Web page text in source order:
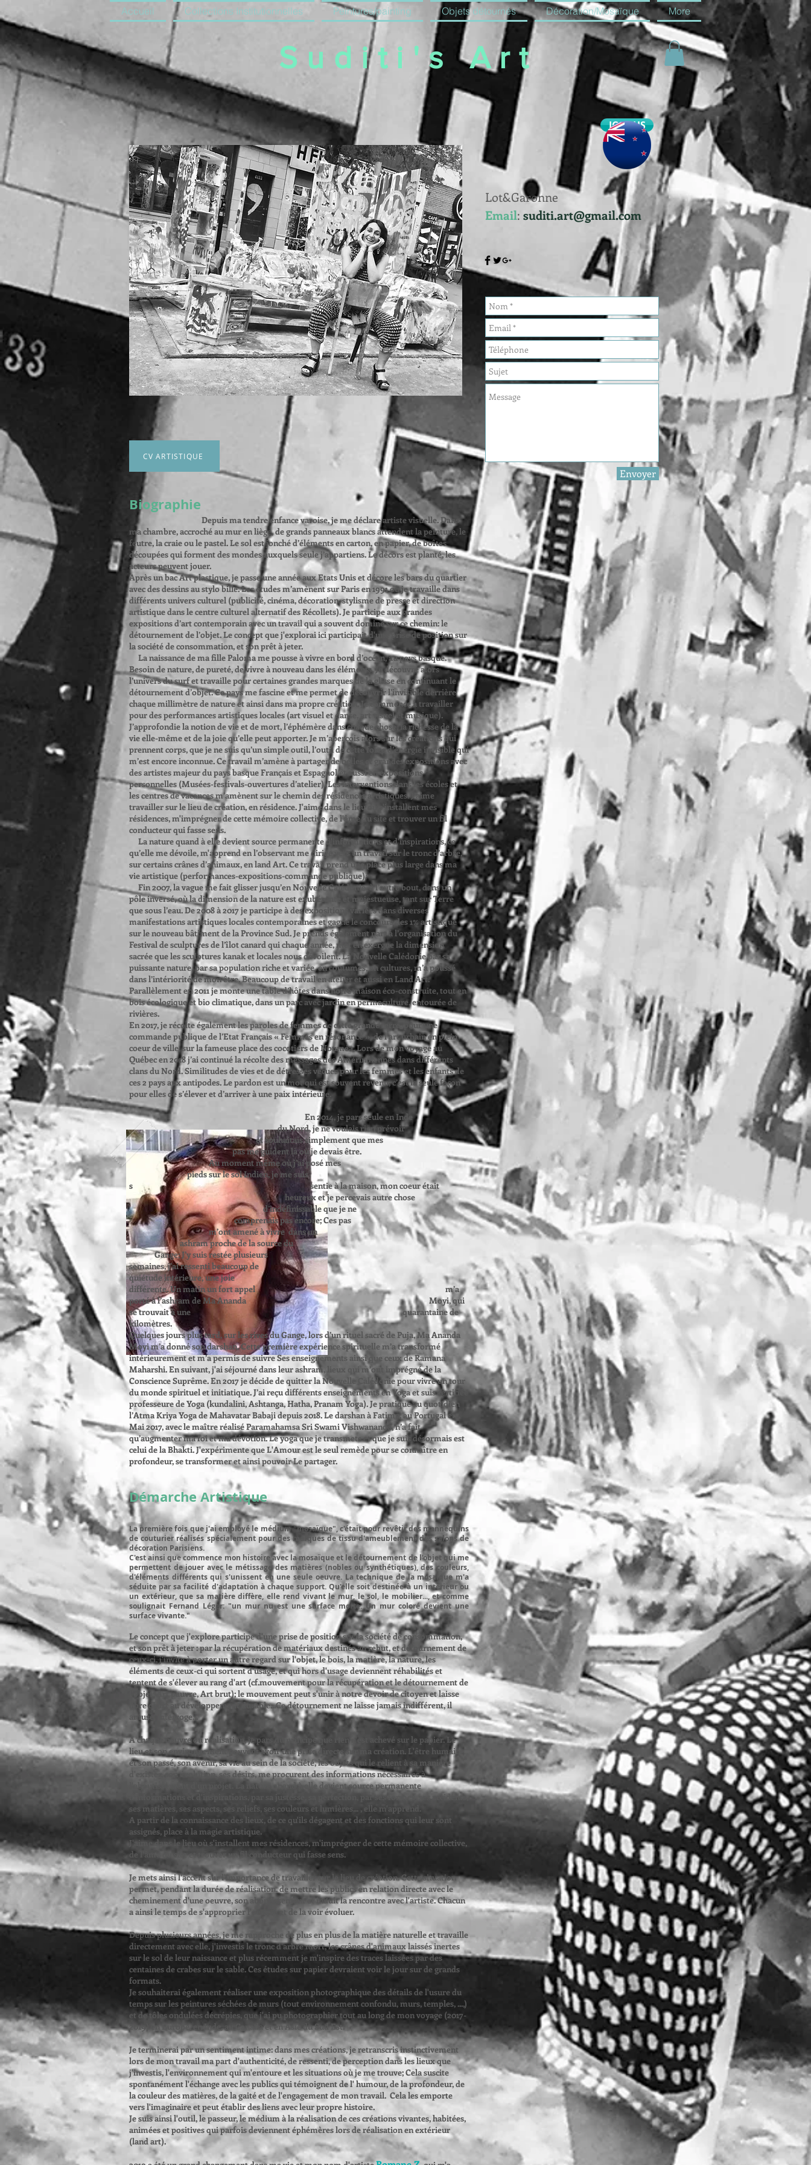
Accueil Collections Institutionnelles Peintures/painting Objets détournés Décoration/Mosaïque More
Suditi's Art
Biographie
Depuis ma tendre enfance varoise, je me déclare artiste visuelle. Dans
ma chambre, accroché au mur en liège, de grands panneaux blancs attendent la peinture, le
feutre, la craie ou le pastel. Le sol est jonché d’éléments en carton, en papier, de boîtes
découpées qui forment des mondes auxquels seule j’appartiens. Le décors est planté, les
acteurs peuvent jouer.
Après un bac Art plastique, je passe une année aux Etats Unis et décore les bars du quartier
avec des dessins au stylo bille. Les études m’amènent sur Paris en 1991 où je travaille dans
différents univers culturel (publicité, cinéma, décoration, stylisme de presse et direction
artistique dans le centre culturel alternatif des Récollets). Je participe aux grandes
expositions d’art contemporain avec un travail qui a souvent dominé sur ce chemin: le
détournement de l’objet. Le concept que j'explorai ici participait d'une prise de position sur
la société de consommation, et son prêt à jeter.
La naissance de ma fille Paloma me pousse à vivre en bord d’océan, au pays basque.
Besoin de nature, de pureté, de vivre à nouveau dans les éléments. Je découvre alors
l’univers du surf et travaille pour certaines grandes marques de la glisse en continuant le
détournement d’objet. Ce pays me fascine et me permet de découvrir l’invisible derrière
chaque millimètre de nature et ainsi dans ma propre création. Je commence à travailler
pour des performances artistiques locales (art visuel et danse, art visuel et musique).
J’approfondie la notion de vie et de mort, l’éphémère dans chaque chose, la richesse de la
vie elle-même et de la joie qu’elle peut apporter. Je m’aperçois alors sur les créations qui
prennent corps, que je ne suis qu’un simple outil, l’outil de cette force d’énergie invisible qui
m’est encore inconnue. Ce travail m’amène à partager de belles et grandes expositions avec
des artistes majeur du pays basque Français et Espagnol et aussi en expositions
personnelles (Musées-festivals-ouvertures d’atelier). Les interventions dans les écoles et
les centres de vacances m’amènent sur le chemin des résidences artistiques. J’aime
travailler sur le lieu de création, en résidence. J'aime dans le lieu où s'installent mes
résidences, m'imprégner de cette mémoire collective, de l'âme du site et trouver un fil
conducteur qui fasse sens.
La nature quand à elle devient source permanente d'informations et d'inspirations, ce
qu’elle me dévoile, m'apprend en l’observant me dirige vers un travail sur le tronc d’arbre,
sur certains crânes d’animaux, en land Art. Ce travail prend une place plus large dans ma
vie artistique (performances-expositions-commande publique);
Fin 2007, la vague me fait glisser jusqu’en Nouvelle Calédonie, à l’autre bout, dans un
pôle inversé, où la dimension de la nature est exubérante et majestueuse, tant sur Terre
que sous l’eau. De 2008 à 2017 je participe à des expositions variées dans diverses
manifestations artistiques locales contemporaines et gagne le concours des 1% artistique
sur le nouveau bâtiment de la Province Sud. Je prends également part à l’organisation du
Festival de sculptures de l’îlot canard qui chaque année, met en exergue la dimension
sacrée que les sculptures kanak et locales nous dévoilent. La Nouvelle Calédonie par sa
puissante nature, par sa population riche et variée, en coutumes, en cultures, m’a poussé
dans l’intériorité de mon être. Beaucoup de travail en atelier et aussi en Land Art.
Parallèlement en 2011 je monte une table d’hôtes dans notre maison éco-construite, tout en
bois écologique et bio climatique, dans un parc avec jardin en permaculture, entourée de
rivières.
En 2017, je récolte également les paroles de femmes de cette grande terre, pour une
commande publique de l’Etat Français « Femmes en résonance », de l’art urbain en plein
coeur de ville, sur la fameuse place des cocotiers de Nouméa. Lors de mon voyage au
Québec en 2018 j’ai continué la récolte des messages des Amérindiennes dans différents
clans du Nord. Similitudes de vies et de détresses vécues pour les femmes et les enfants de
ces 2 pays aux antipodes. Le pardon est un mot qui est souvent revenu, c’est la seule façon
pour elles de s’élever et d’arriver à une paix intérieure.
En 2014, je pars seule en Inde
du Nord, je ne voulais rien prévoir
et souhaitais simplement que mes
pas me guident là où je devais être.
Au moment même où j’ai posé mes
pieds sur le sol Indien, je me suis
s sentie à la maison, mon coeur était
heureux et je percevais autre chose
d’indéfinissable que je ne
comprenais pas encore; Ces pas
m’ont amené à vivre dans un
ashram proche de la source du
Gange; J’y suis restée plusieurs
semaines, j’ai ressenti beaucoup de
quiétude intérieure, une joie
différente. Un matin un fort appel m’a
porté à l’ashram de Ma Ananda Moyi, qui
se trouvait à une quarantaine de
kilomètres.
Quelques jours plus tard, sur les rives du Gange, lors d’un rituel sacré de Puja, Ma Ananda
Moyi m’a donné son darshan. Cette première expérience spirituelle m’a transformé
intérieurement et m’a permis de suivre Ses enseignements ainsi que ceux de Ramana
Maharshi. En suivant, j'ai séjourné dans leur ashram, lieux qui m’ont imprégné de la
Conscience Suprême. En 2017 je décide de quitter la Nouvelle Calédonie pour vivre un tour
du monde spirituel et initiatique. J’ai reçu différents enseignements en Yoga et suis certifiée
professeure de Yoga (kundalini, Ashtanga, Hatha, Pranam Yoga). Je pratique au quotidien
l’Atma Kriya Yoga de Mahavatar Babaji depuis 2018. Le darshan à Fatima, au Portugal en
Mai 2017, avec le maître réalisé Paramahamsa Sri Swami Vishwananda, n’a fait
qu’augmenter ma foi et ma dévotion. Le yoga que je transmets et que je suis désormais est
celui de la Bhakti. J'expérimente que L'Amour est le seul remède pour se connaître en
profondeur, se transformer et ainsi pouvoir Le partager.
Démarche Artistique
La première fois que j'ai employé le médium "mosaïque", c'était pour revêtir des mannequins
de couturier réalisés spécialement pour des marques de tissu d'ameublement des salons de
décoration Parisiens.
C'est ainsi que commence mon histoire avec la mosaïque et le détournement de l'objet qui me
permettent de jouer avec le métissage des matières (nobles ou synthétiques), des couleurs,
d'éléments différents qui s'unissent en une seule oeuvre. La technique de la mosaïque m'a
séduite par sa facilité d'adaptation à chaque support. Qu'elle soit destinée à un intérieur ou
un extérieur, que sa matièrediffère, elle rend vivant le mur, le sol, le mobilier..., et comme
soulignait Fernand Léger: "un mur nu est une surface morte. Un mur coloré devient une
surface vivante."
Le concept que j'explore participe d'une prise de position sur la société de consommation,
et son prêt à jeter : par la récupération de matériaux destinés au rebut, et détournement de
ceux-ci, j'invite à porter un autre regard sur l'objet, le bois, la matière, la nature, les
éléments de ceux-ci qui sortent d'usage, et qui hors d'usage deviennent réhabilités et
tentent de s'élever au rang d'art (cf.mouvement pour la récupération et le détournement de
l'objet: Art pauvre, Art brut); le mouvement peut s'unir à notre devoir de citoyen et laisse
libre court au développement durable...Ce détournement ne laisse jamais indifférent, il
amuse, interroge...
A chaque oeuvre ou réalisation, je pars du principe que rien n'est achevé sur le papier. Le
lieu et son environnement peuvent avoir une prise directe sur ma création. L'être humain
et son passé, son avenir, sa vie au sein de la société, les objets qui le relient à sa manière
d'exister, son évolution, ses désirs, me procurent des informations nécessaires à
l'aboutissement d'un projet. La nature quand à elle devient source permanente
d'informations et d'inspirations, par sa justesse, sa perfection, par ses formes, ses accidents,
ses matières, ses aspects, ses reliefs, ses couleurs et lumières... , elle m'apprend.
A partir de la connaissance des lieux, de ce qu'ils dégagent et des fonctions qui leur sont
assignés, place à la magie artistique.
J'aime dans le lieu où s'installent mes résidences, m'imprégner de cette mémoire collective,
de l'âme du site et trouver un fil conducteur qui fasse sens.
Je mets ainsi l'accent sur l'importance de travailler sur le lieu de création. Cette situation
permet, pendant la durée de réalisation, de mettre les publics en relation directe avec le
cheminement d'une oeuvre, son aboutissement et induit la rencontre avec l'artiste. Chacun
a ainsi le temps de s'approprier l'oeuvre et de la voir évoluer.
Depuis plusieurs années, je me rapproche de plus en plus de la matière naturelle et travaille
directement avec elle, j'investis le tronc d'arbre mort, les crânes d'animaux laissés inertes
sur le sol de leur naissance et plus récemment je m'inspire des traces laissées par des
centaines de crabes sur le sable. Ces études sur papier devraient voir le jour sur de grands
formats.
Je souhaiterai également réaliser une exposition photographique des détails de l'usure du
temps sur les peintures séchées de murs (tout environnement confondu, murs, temples, ...,)
et de tôles ondulées décrépies, que j'ai pu photographier tout au long de mon voyage (2017-
2019) en Europe, en Inde, au Canada et en Asie du Sud Est.
Je terminerai par un sentiment intime: dans mes créations, je retranscris instinctivement
lors de mon travail ma part d'authenticité, de ressenti, de perception dans les lieux que
j'investis, l'environnement qui m'entoure et les situations où je me trouve; Cela suscite
spontanément l'échange avec les publics qui témoignent de l' humour, de la profondeur, de
la couleur des matières, de la gaité et de l'engagement de mon travail. Cela les emporte
vers l'imaginaire et peut établir des liens avec leur propre histoire.
Je suis ainsi l'outil, le passeur, le médium à la réalisation de ces créations vivantes, habitées,
animées et positives qui parfois deviennent éphémères lors de réalisation en extérieur
(land art).
CV ARTISTIQUE
JOIN US
Lot&Garonne
Email: suditi.art@gmail.com
Envoyer